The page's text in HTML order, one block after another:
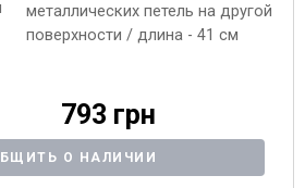
металлических петель на другой
поверхности / длина - 41 см
793 грн
О НАЛИЧИИ